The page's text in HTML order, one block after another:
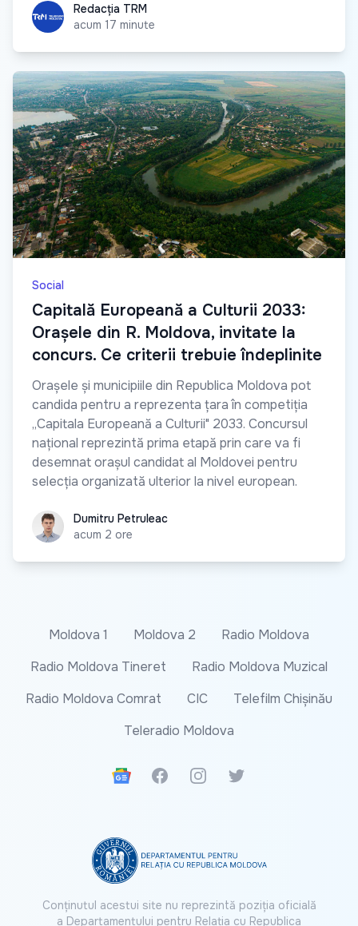
Redacția TRM
Redacția TRM
acum 17 minute
Social
Capitală Europeană a Culturii 2033:
Orașele din R. Moldova, invitate la
concurs. Ce criterii trebuie îndeplinite
Orașele și municipiile din Republica Moldova pot
candida pentru a reprezenta țara în competiția
„Capitala Europeană a Culturii" 2033. Concursul
național reprezintă prima etapă prin care va fi
desemnat orașul candidat al Moldovei pentru
selecția organizată ulterior la nivel european.
Dumitru Petruleac
Dumitru Petruleac
acum 2 ore
Moldova 1 Moldova 2
Radio Moldova
Radio Moldova Tineret
Radio Moldova Muzical
Radio Moldova Comrat
CIC
Telefilm Chișinău
Teleradio Moldova
Google News
FacebookInstagramTwitter
Conținutul acestui site nu reprezintă poziția oficială
a Departamentului pentru Relația cu Republica